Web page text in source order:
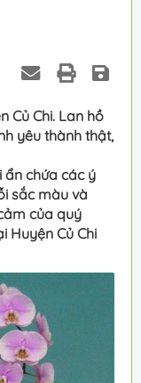
Củ Chi. Lan hồ
yêu thành thật,
ẩn chứa các ý
sắc màu và
của quý
Huyện Củ Chi